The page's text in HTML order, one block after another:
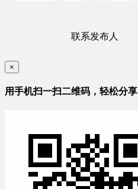
联系发布人
×
用手机扫一扫二维码，轻松分享